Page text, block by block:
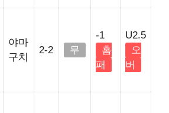
야마
구치
2-2 무
-1
홈
패
U2.5
오
버